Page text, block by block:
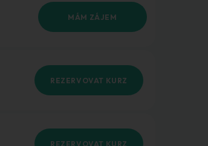
MÁM ZÁJEM
REZERVOVAT KURZ
REZERVOVAT KURZ